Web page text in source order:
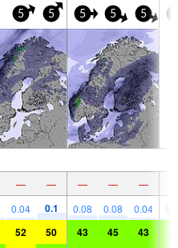
5 5 5 5 5
— — — — —
0.04 0.1 0.08 0.08 0.04
52 50 43 45 43